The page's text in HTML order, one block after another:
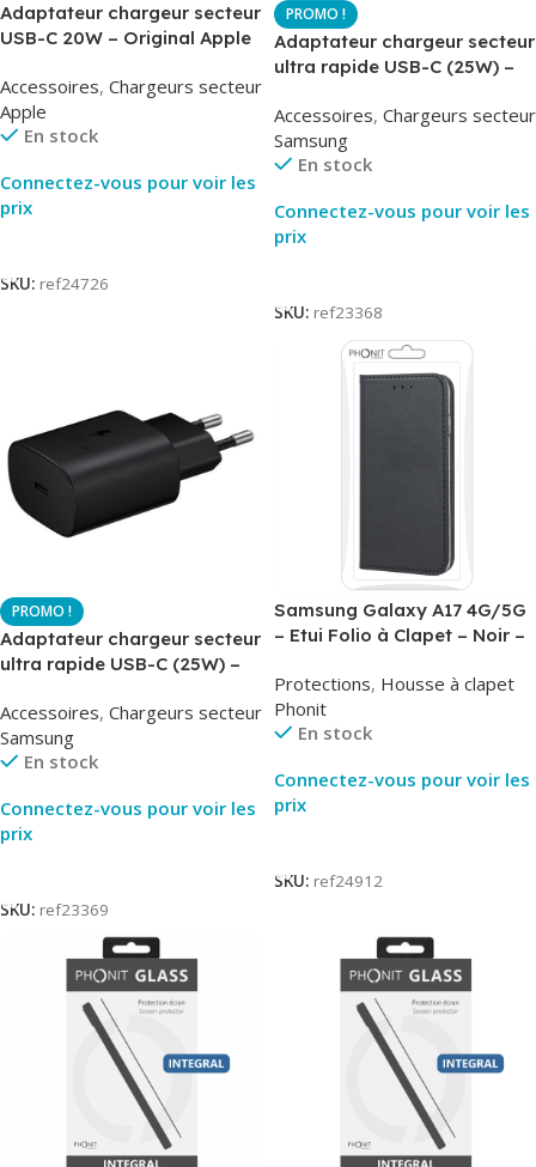
Adaptateur chargeur secteur
USB-C 20W – Original Apple
Original
Accessoires, Chargeurs secteur
Apple
En stock
Connectez-vous pour voir les
prix
SKU: ref24726
Adaptateur chargeur secteur
ultra rapide USB-C (25W) –
EP-TA800
Accessoires, Chargeurs secteur
Samsung
En stock
Connectez-vous pour voir les
prix
SKU: ref23368
Adaptateur chargeur secteur
ultra rapide USB-C (25W) –
TA800
Accessoires, Chargeurs secteur
Samsung
En stock
Connectez-vous pour voir les
prix
SKU: ref23369
Samsung Galaxy A17 4G/5G
– Etui Folio à Clapet – Noir –
Protections, Housse à clapet
Phonit
En stock
Connectez-vous pour voir les
prix
SKU: ref24912